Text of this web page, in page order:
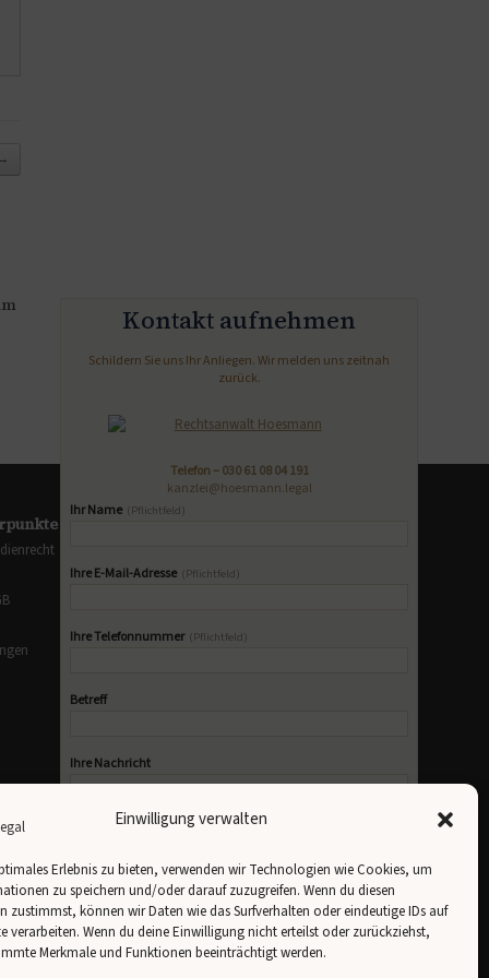
Einwilligung verwalten
Erlebnis zu bieten, verwenden wir Technologien wie Cookies, um
zu speichern und/oder darauf zuzugreifen. Wenn du diesen
zustimmst, können wir Daten wie das Surfverhalten oder eindeutige IDs auf
verarbeiten. Wenn du deine Einwilligung nicht erteilst oder zurückziehst,
Merkmale und Funktionen beeinträchtigt werden.
Kontakt aufnehmen
Schildern Sie uns Ihr Anliegen. Wir melden uns zeitnah
zurück.
Telefon –030 61 08 04 191
kanzlei@hoesmann.legal
Ihr Name (Pflichtfeld)
Ihre E-Mail-Adresse (Pflichtfeld)
Ihre Telefonnummer (Pflichtfeld)
Betreff
Ihre Nachricht
Bitte lasse dieses Feld leer.
Mit dem "Senden" versichere ich, dieDatenschutzerklärunggelesen zu
haben und stimme der Nutzung meiner Daten gemäß der
Datenschutzerklärung zu.
Datenschutzerklärungzu.